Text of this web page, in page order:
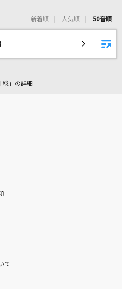
われている曲の一覧
プバージョン)
える,重音テト,Giga &
新着順 人気順 50音順
稔」の詳細
て